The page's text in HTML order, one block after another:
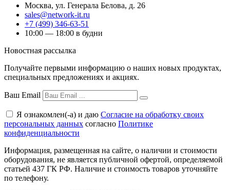
Москва, ул. Генерала Белова, д. 26
sales@network-it.ru
+7 (499) 346-63-51
10:00 — 18:00 в будни
Новостная рассылка
Получайте первыми информацию о наших новых продуктах,
специальных предложениях и акциях.
Ваш Email
Я ознакомлен(-а) и даю Согласие на обработку своих
персональных данных согласно Политике
конфиденциальности
Информация, размещенная на сайте, о наличии и стоимости
оборудования, не является публичной офертой, определяемой
статьей 437 ГК РФ. Наличие и стоимость товаров уточняйте
по телефону.